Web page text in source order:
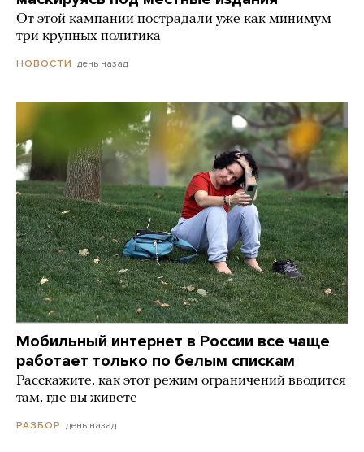
От этой кампании пострадали уже как минимум
три крупных политика
НОВОСТИ день назад
Мобильный интернет в России все чаще
работает только по белым спискам
Расскажите, как этот режим ограничений вводится
там, где вы живете
РАЗБОР день назад